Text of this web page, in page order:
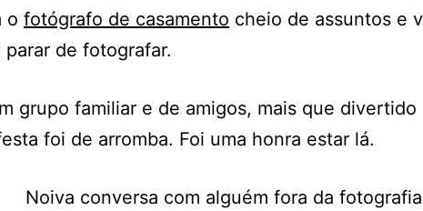
o fotógrafo de casamento cheio de assuntos e
parar de fotografar.
grupo familiar e de amigos, mais que divertido
foi de arromba. Foi uma honra estar lá.